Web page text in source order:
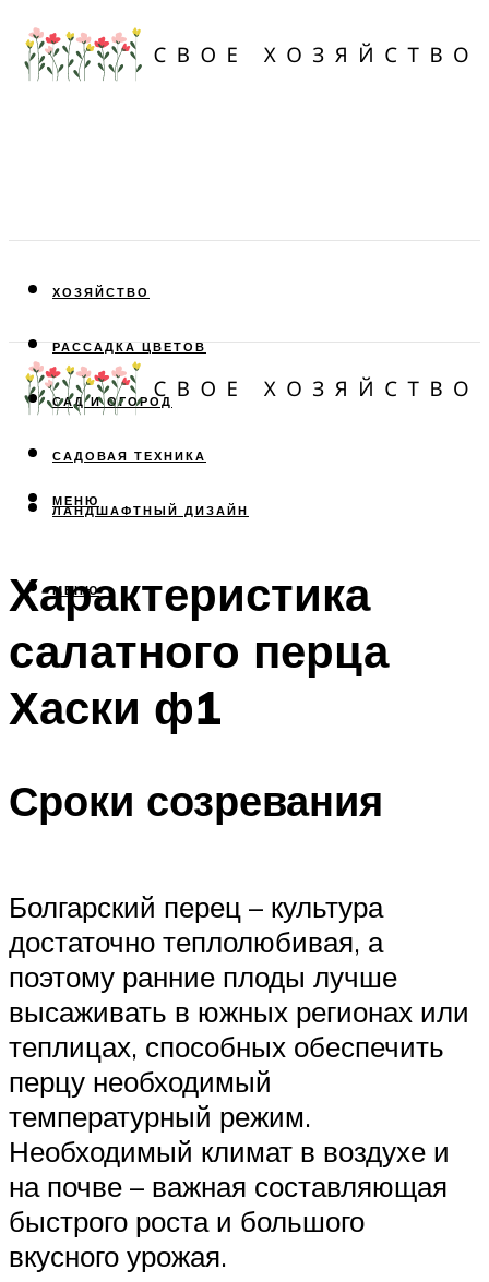
ХОЗЯЙСТВО
РАССАДКА ЦВЕТОВ
САД И ОГОРОД
САДОВАЯ ТЕХНИКА
ЛАНДШАФТНЫЙ ДИЗАЙН
МЕНЮ
МЕНЮ
Характеристика
салатного перца
Хаски ф1
Сроки созревания
Болгарский перец – культура
достаточно теплолюбивая, а
поэтому ранние плоды лучше
высаживать в южных регионах или
теплицах, способных обеспечить
перцу необходимый
температурный режим.
Необходимый климат в воздухе и
на почве – важная составляющая
быстрого роста и большого
вкусного урожая.